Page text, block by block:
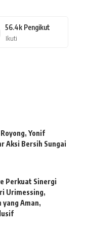
56.4k Pengikut
Ikuti
Yonif
Aksi Bersih Sungai
Perkuat Sinergi
Urimessing,
Aman,